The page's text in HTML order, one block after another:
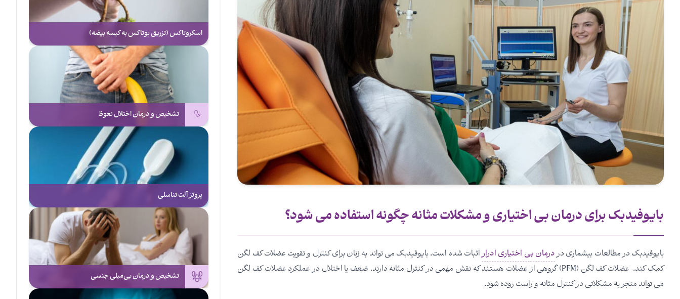
بایوفیدبک برای درمان بی اختیاری و مشکلات مثانه چگونه استفاده می شود؟
بایوفیدبک در مطالعات بیشماری دردرمان بی اختیاری ادراراثبات شده است. بایوفیدبک می تواند به زنان برای کنترل و تقویت عضلات کف لگن
کمک کند. عضلات کف لگن (PFM) گروهی از عضلات هستند که نقش مهمی در کنترل مثانه دارند. ضعف یا اختلال در عملکرد عضلات کف لگن
می تواند منجر به مشکلاتی در کنترل مثانه و راست روده شود.
اسکروتاکس (تزریق بوتاکس به کیسه بیضه)
تشخیص و درمان اختلال نعوظ
پروتز آلت تناسلی
تشخیص و درمان بی‌میلی جنسی